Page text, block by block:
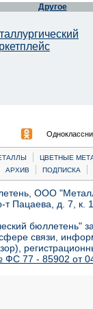
Другое
|
ЦВЕТНЫЕ
АРХИВ | ПОДПИСКА |
ООО
т Пацаева, д. 7,
бюллетень"
связи,
77 - 85902 от 04